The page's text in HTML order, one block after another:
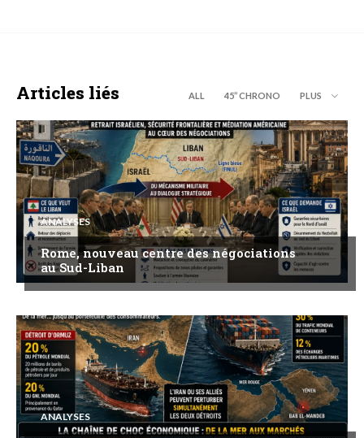
Articles liés ALL 45’’ CHRONO PLUS
ANALYSES
Rome, nouveau centre des négociations
au Sud-Liban
ANALYSES